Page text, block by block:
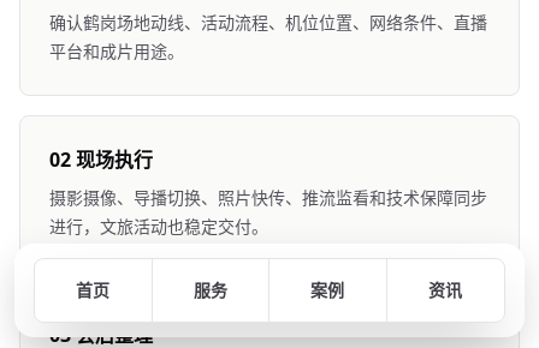
确认鹤岗场地动线、活动流程、机位位置、网络条件、直播
平台和成片用途。
02 现场执行
摄影摄像、导播切换、照片快传、推流监看和技术保障同步
进行，文旅活动也稳定交付。
03 会后整理
首页 服务 案例 资讯